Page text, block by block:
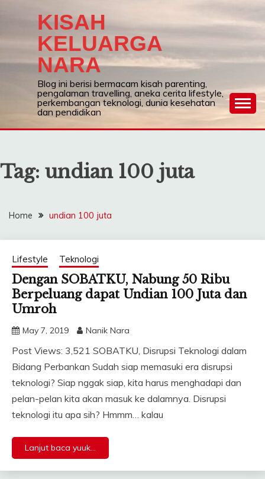
KISAH
KELUARGA
NARA
Blog ini berisi bermacam kisah parenting,
pengalaman travelling, aneka cerita lifestyle,
perkembangan teknologi, dunia kesehatan
dan pendidikan
Tag: undian 100 juta
Home undian 100 juta
Lifestyle Teknologi
Dengan SOBATKU, Nabung 50 Ribu
Berpeluang dapat Undian 100 Juta dan
Umroh
May 7, 2019 Nanik Nara
Post Views: 3,521 SOBATKU, Disrupsi Teknologi dalam
Bidang Perbankan Sudah siap memasuki era disrupsi
teknologi? Siap nggak siap, kita harus menghadapi dan
pelan-pelan kita akan masuk ke dalamnya. Disrupsi
teknologi itu apa sih? Hmmm… kalau
Lanjut baca yuuk...